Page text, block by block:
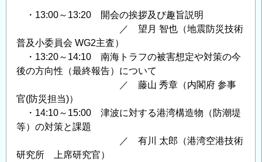
・13:00～13:20 開会の挨拶及び趣旨説明
／ 望月 智也（地震防災技術
普及小委員会 WG2主査）
・13:20～14:10 南海トラフの被害想定や対策の今
後の方向性（最終報告）について
／ 藤山 秀章（内閣府 参事
官(防災担当)）
・14:10～15:00 津波に対する港湾構造物（防潮堤
等）の対策と課題
／ 有川 太郎（港湾空港技術
研究所 上席研究官）